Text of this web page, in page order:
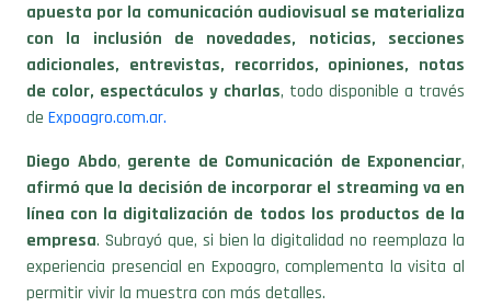
apuesta por la comunicación audiovisual se materializa
con la inclusión de novedades, noticias, secciones
adicionales, entrevistas, recorridos, opiniones, notas
de color, espectáculos y charlas, todo disponible a través
de Expoagro.com.ar.
Diego Abdo, gerente de Comunicación de Exponenciar,
afirmó que la decisión de incorporar el streaming va en
línea con la digitalización de todos los productos de la
empresa. Subrayó que, si bien la digitalidad no reemplaza la
experiencia presencial en Expoagro, complementa la visita al
permitir vivir la muestra con más detalles.